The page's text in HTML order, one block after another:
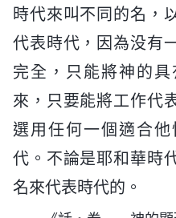
時代來叫不同的名，
代表時代，因為没有
完全，只能將神的
來，只要能將工作代
選用任何一個適合
代。不論是耶和華時
名來代表時代的。